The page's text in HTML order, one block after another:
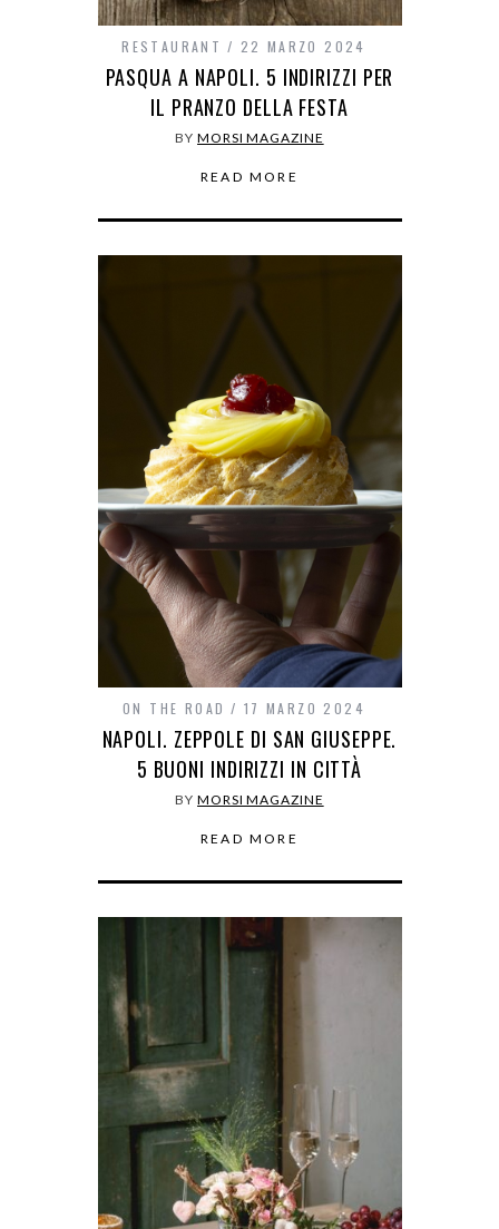
RESTAURANT 22 MARZO 2024
PASQUA A NAPOLI. 5 INDIRIZZI PER
IL PRANZO DELLA FESTA
BYMORSI MAGAZINE
READ MORE
ON THE ROAD 17 MARZO 2024
NAPOLI. ZEPPOLE DI SAN GIUSEPPE.
5 BUONI INDIRIZZI IN CITTÀ
BYMORSI MAGAZINE
READ MORE